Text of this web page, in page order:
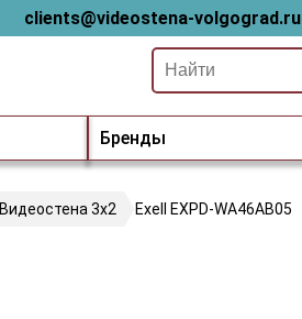
clients@videostena-volgograd.ru
Бренды
Видеостена 3х2 Exell EXPD-WA46AB05